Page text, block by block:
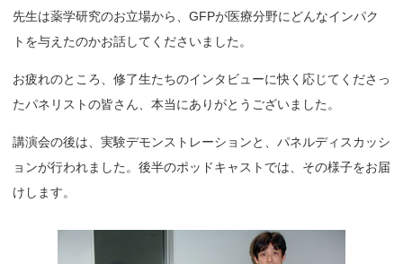
先生は薬学研究のお立場から、GFPが医療分野にどんなインパク
トを与えたのかお話してくださいました。
お疲れのところ、修了生たちのインタビューに快く応じてくださっ
たパネリストの皆さん、本当にありがとうございました。
講演会の後は、実験デモンストレーションと、パネルディスカッシ
ョンが行われました。後半のポッドキャストでは、その様子をお届
けします。